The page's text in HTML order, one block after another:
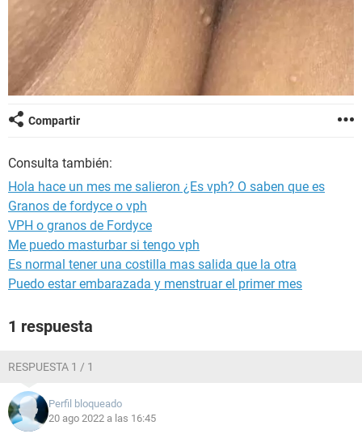
Compartir
Consulta también:
Hola hace un mes me salieron ¿Es vph? O saben que es
Granos de fordyce o vph
VPH o granos de Fordyce
Me puedo masturbar si tengo vph
Es normal tener una costilla mas salida que la otra
Puedo estar embarazada y menstruar el primer mes
1 respuesta
RESPUESTA 1 / 1
Perfil bloqueado
20 ago 2022 a las 16:45